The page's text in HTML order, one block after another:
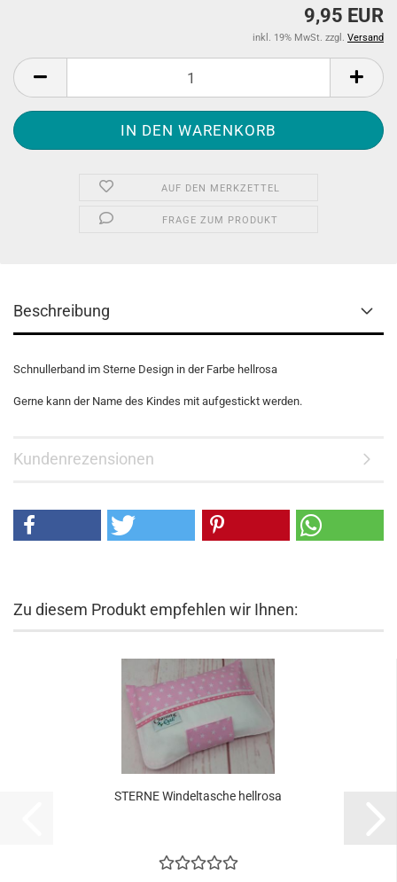
9,95 EUR
inkl. 19% MwSt. zzgl. Versand
AUF DEN MERKZETTEL
FRAGE ZUM PRODUKT
Beschreibung
Schnullerband im Sterne Design in der Farbe hellrosa
Gerne kann der Name des Kindes mit aufgestickt werden.
Kundenrezensionen
Zu diesem Produkt empfehlen wir Ihnen:
STERNE Windeltasche hellrosa